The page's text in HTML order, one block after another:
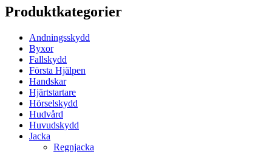
Produktkategorier
Andningsskydd
Byxor
Fallskydd
Första Hjälpen
Handskar
Hjärtstartare
Hörselskydd
Hudvård
Huvudskydd
Jacka
Regnjacka